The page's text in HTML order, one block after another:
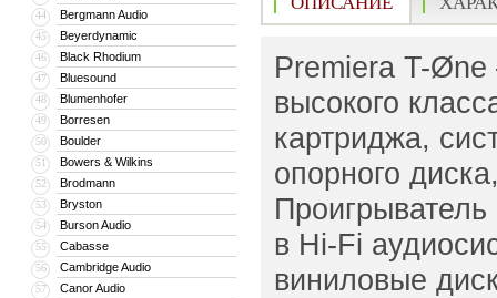
44 Bergmann Audio
45 Beyerdynamic
46 Black Rhodium
47 Bluesound
48 Blumenhofer
49 Borresen
50 Boulder
51 Bowers & Wilkins
52 Brodmann
53 Bryston
54 Burson Audio
55 Cabasse
56 Cambridge Audio
57 Canor Audio
Premiera T-Øne
высокого
картриджа,
опорного
в Hi-Fi
виниловые